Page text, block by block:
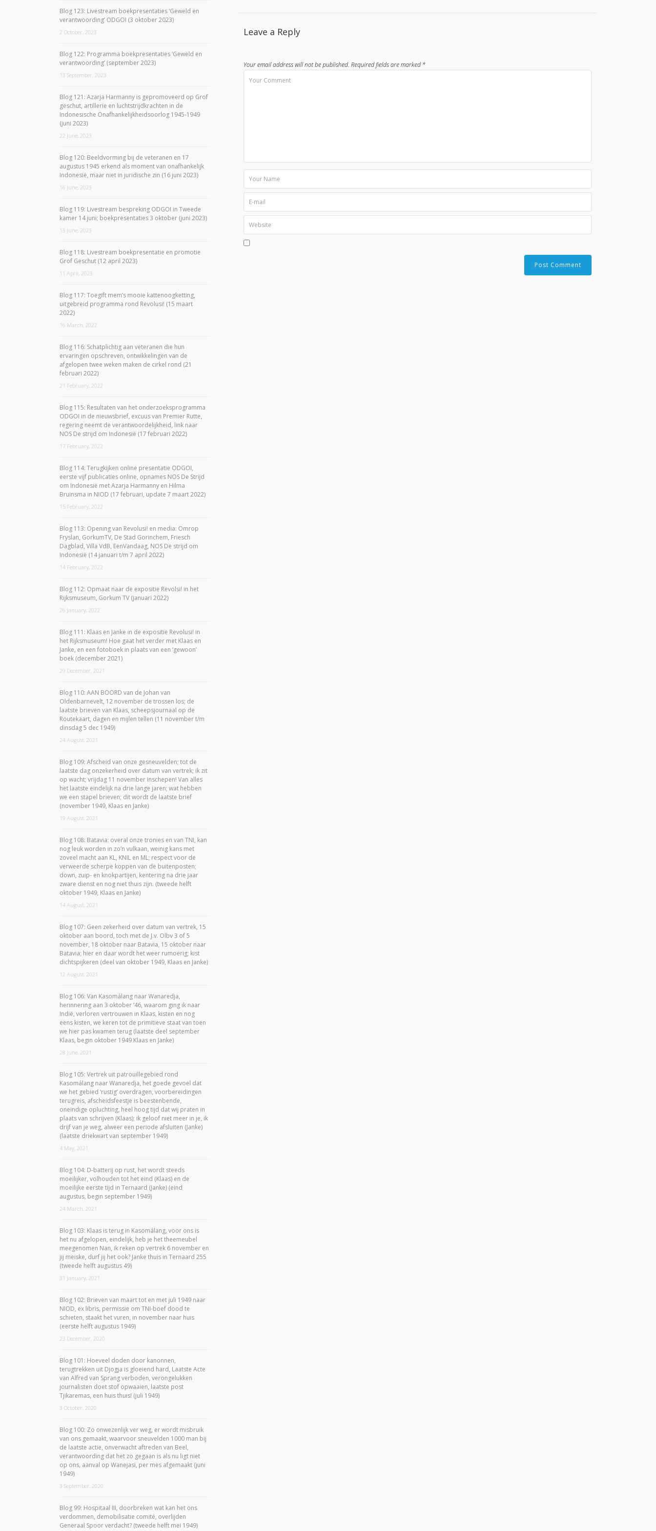
Leave a Reply
Your email address will not be published. Required fields are marked *
Blog 123: Livestream boekpresentaties ‘Geweld en
verantwoording’ ODGOI (3 oktober 2023)
2 October, 2023
Blog 122: Programma boekpresentaties ‘Geweld en
verantwoording’ (september 2023)
13 September, 2023
Blog 121: Azarja Harmanny is gepromoveerd op Grof
geschut, artillerie en luchtstrijdkrachten in de
Indonesische Onafhankelijkheidsoorlog 1945-1949
(juni 2023)
22 June, 2023
Blog 120: Beeldvorming bij de veteranen en 17
augustus 1945 erkend als moment van onafhankelijk
Indonesië, maar niet in juridische zin (16 juni 2023)
16 June, 2023
Blog 119: Livestream bespreking ODGOI in Tweede
kamer 14 juni; boekpresentaties 3 oktober (juni 2023)
13 June, 2023
Blog 118: Livestream boekpresentatie en promotie
Grof Geschut (12 april 2023)
11 April, 2023
Blog 117: Toegift mem’s mooie kattenoogketting,
uitgebreid programma rond Revolusi! (15 maart
2022)
16 March, 2022
Blog 116: Schatplichtig aan veteranen die hun
ervaringen opschreven, ontwikkelingen van de
afgelopen twee weken maken de cirkel rond (21
februari 2022)
21 February, 2022
Blog 115: Resultaten van het onderzoeksprogramma
ODGOI in de nieuwsbrief, excuus van Premier Rutte,
regering neemt de verantwoordelijkheid, link naar
NOS De strijd om Indonesië (17 februari 2022)
17 February, 2022
Blog 114: Terugkijken online presentatie ODGOI,
eerste vijf publicaties online, opnames NOS De Strijd
om Indonesië met Azarja Harmanny en Hilma
Bruinsma in NIOD (17 februari, update 7 maart 2022)
15 February, 2022
Blog 113: Opening van Revolusi! en media: Omrop
Fryslan, GorkumTV, De Stad Gorinchem, Friesch
Dagblad, Villa VdB, EenVandaag, NOS De strijd om
Indonesië (14 januari t/m 7 april 2022)
14 February, 2022
Blog 112: Opmaat naar de expositie Revolsi! in het
Rijksmuseum, Gorkum TV (januari 2022)
26 January, 2022
Blog 111: Klaas en Janke in de expositie Revolusi! in
het Rijksmuseum! Hoe gaat het verder met Klaas en
Janke, en een fotoboek in plaats van een ‘gewoon’
boek (december 2021)
29 December, 2021
Blog 110: AAN BOORD van de Johan van
Oldenbarnevelt, 12 november de trossen los; de
laatste brieven van Klaas, scheepsjournaal op de
Routekaart, dagen en mijlen tellen (11 november t/m
dinsdag 5 dec 1949)
24 August, 2021
Blog 109: Afscheid van onze gesneuvelden; tot de
laatste dag onzekerheid over datum van vertrek; ik zit
op wacht; vrijdag 11 november inschepen! Van alles
het laatste eindelijk na drie lange jaren; wat hebben
we een stapel brieven; dit wordt de laatste brief
(november 1949, Klaas en Janke)
19 August, 2021
Blog 108: Batavia: overal onze tronies en van TNI, kan
nog leuk worden in zo’n vulkaan, weinig kans met
zoveel macht aan KL, KNIL en ML; respect voor de
verweerde scherpe koppen van de buitenposten;
down, zuip- en knokpartijen, kentering na drie jaar
zware dienst en nog niet thuis zijn. (tweede helft
oktober 1949, Klaas en Janke)
14 August, 2021
Blog 107: Geen zekerheid over datum van vertrek, 15
oktober aan boord, toch met de J.v. Olbv 3 of 5
november, 18 oktober naar Batavia, 15 oktober naar
Batavia; hier en daar wordt het weer rumoerig; kist
dichtspijkeren (deel van oktober 1949, Klaas en Janke)
12 August, 2021
Blog 106: Van Kasomálang naar Wanaredja,
herinnering aan 3 oktober ’46, waarom ging ik naar
Indië, verloren vertrouwen in Klaas, kisten en nog
eens kisten, we keren tot de primitieve staat van toen
we hier pas kwamen terug (laatste deel september
Klaas, begin oktober 1949 Klaas en Janke)
28 June, 2021
Blog 105: Vertrek uit patrouillegebied rond
Kasomálang naar Wanaredja, het goede gevoel dat
we het gebied ‘rustig’ overdragen, voorbereidingen
terugreis, afscheidsfeestje is beestenbende,
oneindige opluchting, heel hoog tijd dat wij praten in
plaats van schrijven (Klaas); ik geloof niet meer in je, ik
drijf van je weg, alweer een periode afsluiten (Janke)
(laatste driekwart van september 1949)
4 May, 2021
Blog 104: D-batterij op rust, het wordt steeds
moeilijker, volhouden tot het eind (Klaas) en de
moeilijke eerste tijd in Ternaard (Janke) (eind
augustus, begin september 1949)
24 March, 2021
Blog 103: Klaas is terug in Kasomálang, voor ons is
het nu afgelopen, eindelijk, heb je het theemeubel
meegenomen Nan, ik reken op vertrek 6 november en
jij meiske, durf jij het ook? Janke thuis in Ternaard 255
(tweede helft augustus 49)
31 January, 2021
Blog 102: Brieven van maart tot en met juli 1949 naar
NIOD, ex libris, permissie om TNI-boef dood te
schieten, staakt het vuren, in november naar huis
(eerste helft augustus 1949)
23 December, 2020
Blog 101: Hoeveel doden door kanonnen,
terugtrekken uit Djogja is gloeiend hard, Laatste Acte
van Alfred van Sprang verboden, verongelukken
journalisten doet stof opwaaien, laatste post
Tjikaremas, een huis thuis! (juli 1949)
3 October, 2020
Blog 100: Zo onwezenlijk ver weg, er wordt misbruik
van ons gemaakt, waarvoor sneuvelden 1000 man bij
de laatste actie, onverwacht aftreden van Beel,
verantwoording dat het zo gegaan is als nu ligt niet
op ons, aanval op Wanejasi, per mes afgemaakt (juni
1949)
3 September, 2020
Blog 99: Hospitaal III, doorbreken wat kan het ons
verdommen, demobilisatie comité, overlijden
Generaal Spoor verdacht? (tweede helft mei 1949)